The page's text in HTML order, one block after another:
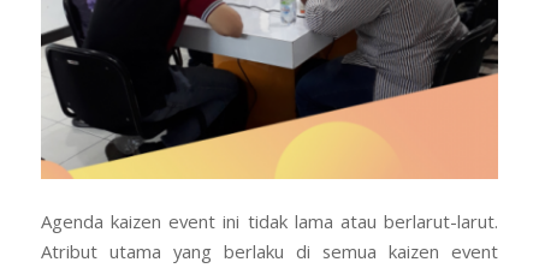
Agenda kaizen event ini tidak lama atau berlarut-larut.
Atribut utama yang berlaku di semua kaizen event